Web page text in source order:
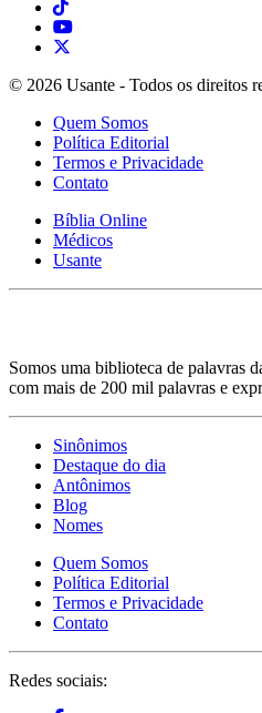
© 2026 Usante - Todos os direitos
Quem Somos
Política Editorial
Termos e Privacidade
Contato
Bíblia Online
Médicos
Usante
Somos uma biblioteca de palavras
com mais de 200 mil palavras e
Sinônimos
Destaque do dia
Antônimos
Blog
Nomes
Quem Somos
Política Editorial
Termos e Privacidade
Contato
Redes sociais: